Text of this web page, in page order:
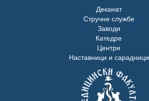
Деканат
Стручне службе
Заводи
Катедре
Центри
Наставници и сарадници